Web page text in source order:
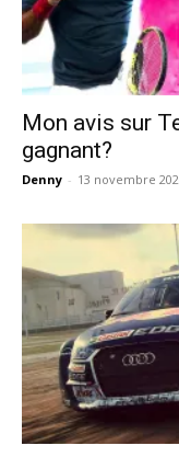
Mon avis sur
gagnant?
Denny - 13 novembre